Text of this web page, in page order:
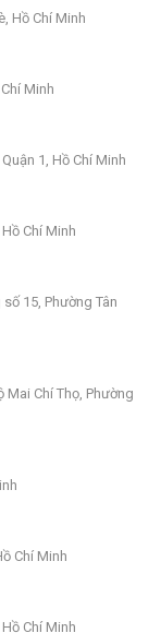
Hồ Chí Minh
Minh
1, Hồ Chí Minh
Chí Minh
15, Phường Tân
Mai Chí Thọ, Phường
Chí Minh
Chí Minh